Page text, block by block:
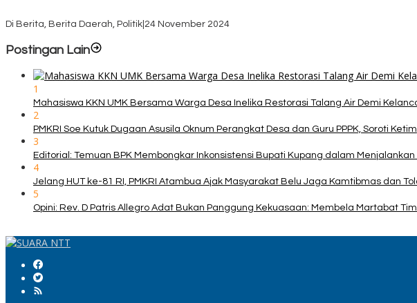
Di Berita, Berita Daerah, Politik 24 November 2024
Postingan Lain
1
Mahasiswa KKN UMK Bersama Warga Desa Inelika Restorasi Talang Air Demi
2
PMKRI Soe Kutuk Dugaan Asusila Oknum Perangkat Desa dan Guru PPPK, Soroti
3
Editorial: Temuan BPK Membongkar Inkonsistensi Bupati Kupang dalam
4
Jelang HUT ke-81 RI, PMKRI Atambua Ajak Masyarakat Belu Jaga Kamtibmas dan
5
Opini: Rev. D Patris Allegro Adat Bukan Panggung Kekuasaan: Membela Martabat